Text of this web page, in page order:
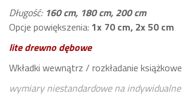
Długość: 160 cm, 180 cm, 200 cm
Opcje powiększenia: 1x 70 cm, 2x 50 cm
lite drewno dębowe
Wkładki wewnątrz / rozkładanie książkowe
wymiary niestandardowe na